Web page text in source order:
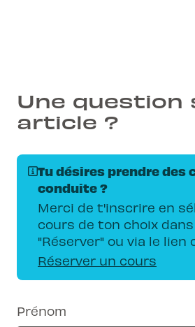
Une question
article ?
Tu désires prendre des
conduite ?
Merci de t'inscrire en
cours de ton choix
"Réserver" ou via le lien
Réserver un cours
Prénom